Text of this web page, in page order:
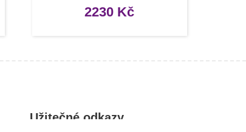
2230 Kč
Užitečné odkazy